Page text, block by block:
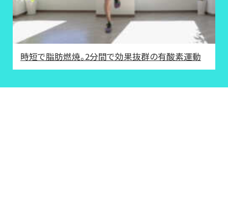
時短で脂肪燃焼。2分間で効果抜群の有酸素運動